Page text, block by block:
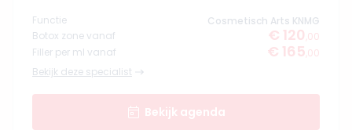
Functie
Cosmetisch Arts KNMG
Botox zone vanaf
€ 120 ,00
Filler per ml vanaf
€ 165 ,00
Bekijk deze specialist
Bekijk agenda